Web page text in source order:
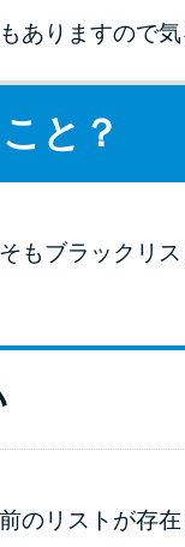
ありますので気
と？
もブラックリ
のリストが存